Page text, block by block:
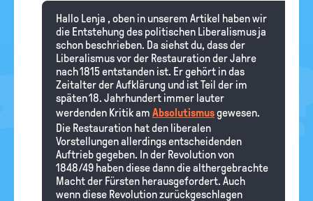
Hallo Lenja , oben in unserem Artikel haben wir
die Entstehung des politischen Liberalismus ja
schon beschrieben. Da siehst du, dass der
Liberalismus vor der Restauration der Jahre
nach 1815 entstanden ist. Er gehört in das
Zeitalter der Aufklärung und ist Teil der im
späten 18. Jahrhundert immer lauter
werdenden Kritik am Absolutismusgewesen.
Die Restauration hat den liberalen
Vorstellungen allerdings entscheidenden
Auftrieb gegeben. In der Revolution von
1848/49 haben diese dann die althergebrachte
Macht der Fürsten herausgefordert. Auch
wenn diese Revolution zurückgeschlagen